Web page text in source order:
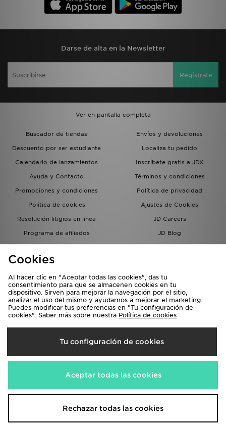
Darse de alta en la Newsletter
Regístrate
Ver en pantalla completa
Buscador de tiendas
Envíos y devoluciones
Descuento por ser estudiante
Localiza tu pedido
Calendario de lanzamientos
Inscríbete gratis a JDX
Ayuda y Contacto
Términos y condiciones
Promociones y condiciones
Política de privacidad
Política de cookies
Ajustes de Cookies
Resolución litigios en línea
JD Careers
Programa de afiliados
JD Blog
del grupo JD - Whistleblowing
Selecciona País
España
Aceptamos las siguientes formas de pago
Visita nuestra página corporativa enwww.jdplc.com
Cookies
Al hacer clic en "Aceptar todas las cookies", das tu
consentimiento para que se almacenen cookies en tu
dispositivo. Sirven para mejorar la navegación por el sitio,
analizar el uso del mismo y ayudarnos a mejorar el marketing.
Puedes modificar tus preferencias en "Tu configuración de
cookies". Saber más sobre nuestra Política de cookies
Tu configuración de cookies
Aceptar todas las cookies
Rechazar todas las cookies